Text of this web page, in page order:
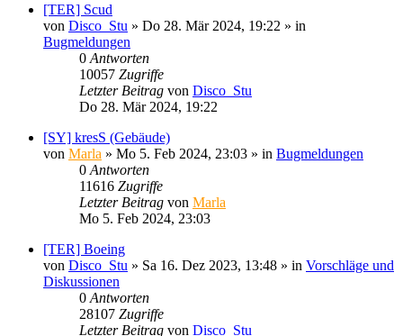
[TER] Scud
von Disco_Stu » Do 28. Mär 2024, 19:22 » in
Bugmeldungen
0 Antworten
10057 Zugriffe
Letzter Beitrag von Disco_Stu
Do 28. Mär 2024, 19:22
[SY] kresS (Gebäude)
von Marla » Mo 5. Feb 2024, 23:03 » in Bugmeldungen
0 Antworten
11616 Zugriffe
Letzter Beitrag von Marla
Mo 5. Feb 2024, 23:03
[TER] Boeing
von Disco_Stu » Sa 16. Dez 2023, 13:48 » in Vorschläge und
Diskussionen
0 Antworten
28107 Zugriffe
Letzter Beitrag von Disco_Stu